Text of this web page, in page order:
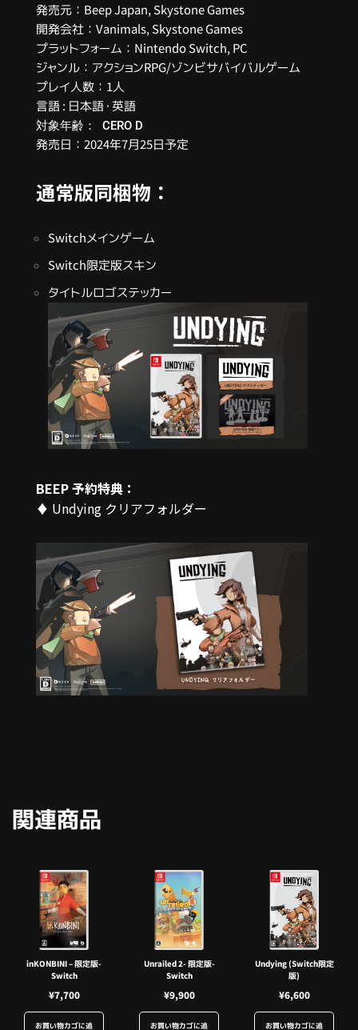
発売元：Beep Japan, Skystone Games
開発会社：Vanimals, Skystone Games
プラットフォーム：Nintendo Switch, PC
ジャンル：アクションRPG/ゾンビサバイバルゲーム
プレイ人数：1人
言語 : 日本語・英語
対象年齢： CERO D
発売日：2024年7月25日予定
通常版同梱物：
Switchメインゲーム
Switch限定版スキン
タイトルロゴステッカー
BEEP 予約特典：
♦ Undying クリアフォルダー
関連商品
inKONBINI – 限定版-
Switch
¥7,700
お買い物カゴに追
Unrailed 2- 限定版-
Switch
¥9,900
お買い物カゴに追
Undying (Switch限定
版)
¥6,600
お買い物カゴに追